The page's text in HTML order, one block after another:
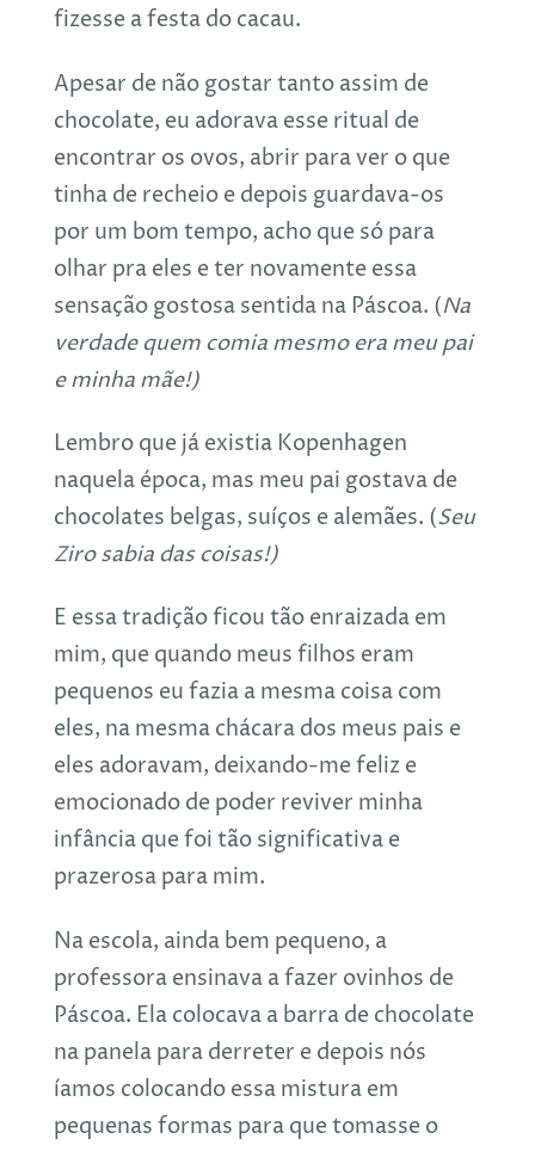
fizesse a festa do cacau.
Apesar de não gostar tanto assim de
chocolate, eu adorava esse ritual de
encontrar os ovos, abrir para ver o que
tinha de recheio e depois guardava-os
por um bom tempo, acho que só para
olhar pra eles e ter novamente essa
sensação gostosa sentida na Páscoa. (Na
verdade quem comia mesmo era meu pai
e minha mãe!)
Lembro que já existia Kopenhagen
naquela época, mas meu pai gostava de
chocolates belgas, suíços e alemães. (Seu
Ziro sabia das coisas!)
E essa tradição ficou tão enraizada em
mim, que quando meus filhos eram
pequenos eu fazia a mesma coisa com
eles, na mesma chácara dos meus pais e
eles adoravam, deixando-me feliz e
emocionado de poder reviver minha
infância que foi tão significativa e
prazerosa para mim.
Na escola, ainda bem pequeno, a
professora ensinava a fazer ovinhos de
Páscoa. Ela colocava a barra de chocolate
na panela para derreter e depois nós
íamos colocando essa mistura em
pequenas formas para que tomasse o